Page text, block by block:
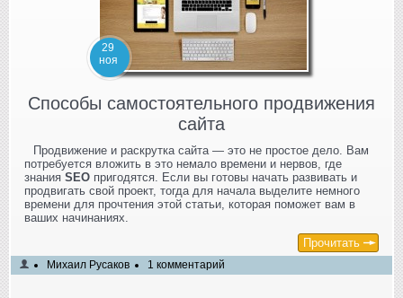
29
ноя
Способы самостоятельного продвижения
сайта
Продвижение и раскрутка сайта — это не простое дело. Вам
потребуется вложить в это немало времени и нервов, где
знания SEO пригодятся. Если вы готовы начать развивать и
продвигать свой проект, тогда для начала выделите немного
времени для прочтения этой статьи, которая поможет вам в
ваших начинаниях.
Прочитать
Михаил Русаков 1 комментарий